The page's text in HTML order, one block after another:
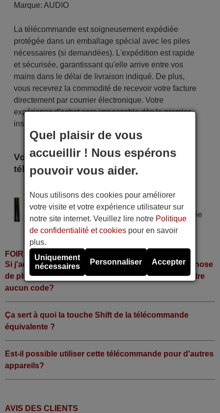
Marque: AUDIO
La télécommande est soigneusement expédiée
protégée dans un emballage spécial avec les piles
nécessaires (si demandées). L'expédition est rapide
et sécurisée, garantissant qu'elle arrive entre vos
mains dans le délai de livraison indiqué. De plus,
vous recevrez la commodité de recevoir votre facture
directement par courrier électronique. Votre
expérience d'achat sera impeccable dès le premier
instant !
Voici certains modèles qui utilisent cette
télécommande
Alimentation : 2 piles type AAA
Pile alcaline type AAA LR06 tension 1,5 V utilisée
dans la grande majorité de télécommandes.
FOIRE AUX QUESTIONS
Si j'achète la télécommande, dois-je faire quelque chose
de plus ou fonctionne-t-elle directement sans y mettre
aucun code?
Ça sert à quoi la touche Shift de la télécommande
équivalente ?
Est-il possible utiliser cette télécommande pour d'autres
appareils?
AVIS DES CLIENTS
Quel plaisir de vous
accueillir ! Nous espérons
pouvoir vous aider.
Nous utilisons des cookies pour améliorer
votre visite et votre expérience utilisateur sur
notre site internet. Veuillez lire notre Politique
de confidentialité et cookies pour en savoir
plus.
Uniquement
nécessaires
Personnaliser Accepter